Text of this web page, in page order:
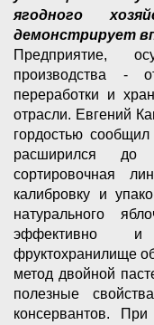
ягодного
демонстрирует
Предприятие,
производства -
переработки и
отрасли. Евгений
гордостью
расширился до
сортировочная
калибровку и
натурального
эффективно и
фруктохранилище
метод двойной
полезные
консервантов.